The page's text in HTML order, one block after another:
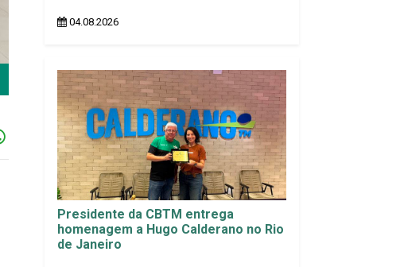
04.08.2026
Presidente da CBTM entrega
homenagem a Hugo Calderano no Rio
de Janeiro